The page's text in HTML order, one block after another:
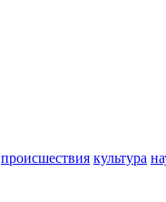
происшествия культура